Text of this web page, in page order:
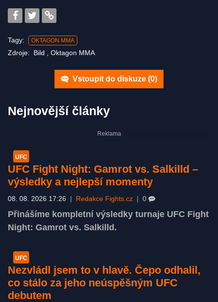
Tagy: OKTAGON MMA
Zdroje: Bild Oktagon MMA
Vstoupit do diskuze (0)
Nejnovější články
UFC
UFC Fight Night: Gamrot vs. Salkilld –
výsledky a nejlepší momenty
08. 08. 2026 17:26 Redakce Fights.cz 0
Přinášíme kompletní výsledky turnaje UFC Fight
Night: Gamrot vs. Salkilld.
UFC
Nezvládl jsem to v hlavě. Čepo odhalil,
co stálo za jeho neúspěšným UFC
debutem